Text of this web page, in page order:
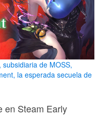
de MOSS,
la esperada secuela de
en Steam Early